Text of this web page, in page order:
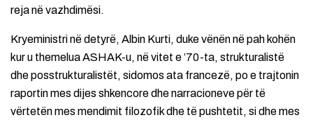
reja në vazhdimësi.
Kryeministri në detyrë, Albin Kurti, duke vënën në pah kohën
kur u themelua ASHAK-u, në vitet e ’70-ta, strukturalistë
dhe posstrukturalistët, sidomos ata francezë, po e trajtonin
raportin mes dijes shkencore dhe narracioneve për të
vërtetën mes mendimit filozofik dhe të pushtetit, si dhe mes